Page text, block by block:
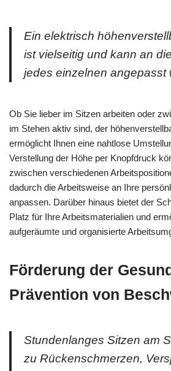
Ein elektrisch
ist vielseitig und kann an
jedes einzelnen angepasst
Ob Sie lieber im Sitzen arbeiten oder
im Stehen aktiv sind, der
ermöglicht Ihnen eine nahtlose
Verstellung der Höhe per Knopfdruck
zwischen verschiedenen
dadurch die Arbeitsweise an Ihre
anpassen. Darüber hinaus bietet der
Platz für Ihre Arbeitsmaterialien und
aufgeräumte und organisierte
Förderung der
Prävention von
Stundenlanges Sitzen am
zu Rückenschmerzen,